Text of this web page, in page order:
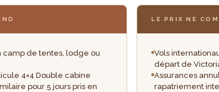
de tentes, lodge ou
4×4 Double cabine
pour 5 jours pris en
LE PRIX NE
Vols
départ de
Assurances
rapatriement